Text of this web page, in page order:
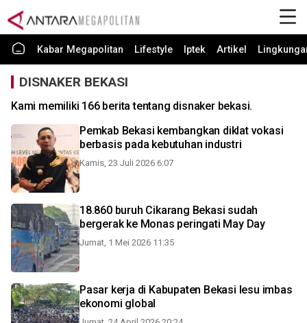
Kabar Megapolitan Lifestyle Iptek Artikel
DISNAKER BEKASI
Kami memiliki 166 berita tentang disnaker bekasi.
Pemkab Bekasi kembangkan diklat vokasi
berbasis pada kebutuhan industri
Kamis, 23 Juli 2026 6:07
18.860 buruh Cikarang Bekasi sudah
bergerak ke Monas peringati May Day
Jumat, 1 Mei 2026 11:35
Pasar kerja di Kabupaten Bekasi lesu imbas
ekonomi global